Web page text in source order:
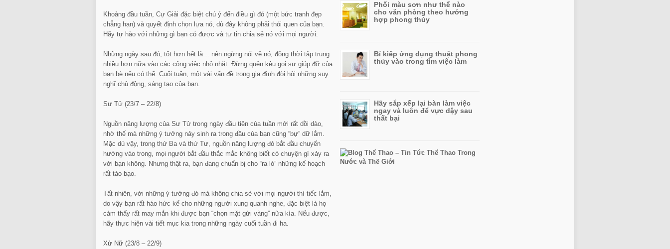
Khoảng đầu tuần, Cự Giải đặc biệt chú ý đến điều gì đó (một bức tranh đẹp
chẳng hạn) và quyết định chọn lựa nó, dù đây không phải thói quen của bạn.
Hãy tự hào với những gì bạn có được và tự tin chia sẻ nó với mọi người.
Những ngày sau đó, tốt hơn hết là… nên ngừng nói về nó, đồng thời tập trung
nhiều hơn nữa vào các công việc nhỏ nhặt. Đừng quên kêu gọi sự giúp đỡ của
bạn bè nếu có thể. Cuối tuần, một vài vấn đề trong gia đình đòi hỏi những suy
nghĩ chủ động, sáng tạo của bạn.
Sư Tử (23/7 – 22/8)
Nguồn năng lượng của Sư Tử trong ngày đầu tiên của tuần mới rất dồi dào,
nhờ thế mà những ý tưởng nảy sinh ra trong đầu của bạn cũng “bự” dữ lắm.
Mặc dù vậy, trong thứ Ba và thứ Tư, nguồn năng lượng đó bắt đầu chuyển
hướng vào trong, mọi người bắt đầu thắc mắc không biết có chuyện gì xảy ra
với bạn không. Nhưng thật ra, bạn đang chuẩn bị cho “ra lò” những kế hoạch
rất táo bạo.
Tất nhiên, với những ý tưởng đó mà không chia sẻ với mọi người thì tiếc lắm,
do vậy bạn rất háo hức kể cho những người xung quanh nghe, đặc biệt là họ
cảm thấy rất may mắn khi được bạn “chọn mặt gửi vàng” nữa kìa. Nếu được,
hãy thực hiện vài tiết mục kia trong những ngày cuối tuần đi ha.
Xử Nữ (23/8 – 22/9)
Phối màu sơn như thế nào
cho văn phòng theo hướng
hợp phong thủy
Bí kiếp ứng dụng thuật phong
thủy vào trong tìm việc làm
Hãy sắp xếp lại bàn làm việc
ngay và luôn để vực dậy sau
thất bại